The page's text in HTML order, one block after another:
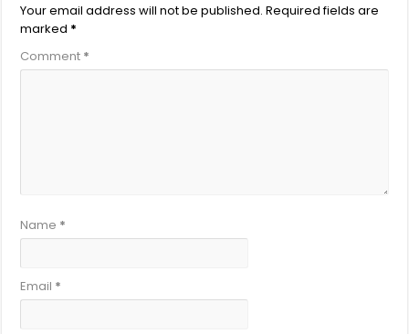
Your email address will not be published. Required fields are
marked *
Comment *
Name *
Email *